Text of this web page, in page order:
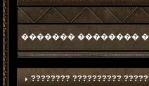
������� ��������
???????? ??????????